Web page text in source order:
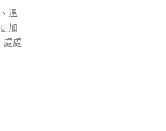
溫
加
處處